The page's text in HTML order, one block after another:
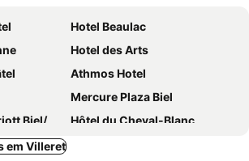
Hotel Beaulac
Hotel des Arts
Athmos Hotel
Mercure Plaza Biel
Bienne
Hôtel du Cheval-Blanc
em Villeret